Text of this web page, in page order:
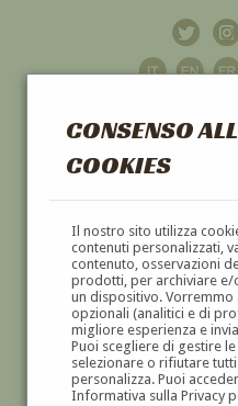
CONSENSO
COOKIES
Il nostro sito utilizza
contenuti personalizzati,
contenuto, osservazioni
prodotti, per archiviare e/
un dispositivo.
opzionali (analitici e di
migliore esperienza e
Puoi scegliere di gestire
selezionare o rifiutare
personalizza. Puoi
Informativa sulla Privacy
DIPINTI E